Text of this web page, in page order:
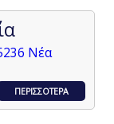
Νέα
ΠΕΡΙΣΣΟΤΕΡΑ